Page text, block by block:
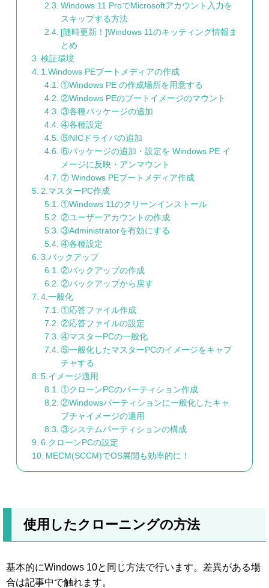
Windows 11 ProでMicrosoftアカウント入力を
スキップする方法
[随時更新！]Windows 11のキッティング情報ま
とめ
検証環境
1.Windows PEブートメディアの作成
①Windows PE の作成場所を用意する
②Windows PEのブートイメージのマウント
③各種パッケージの追加
④各種設定
⑤NICドライバの追加
⑥パッケージの追加・設定を Windows PE イ
メージに反映・アンマウント
⑦ Windows PEブートメディア作成
2.マスターPC作成
①Windows 11のクリーンインストール
②ユーザーアカウントの作成
③Administratorを有効にする
④各種設定
3.バックアップ
②バックアップの作成
②バックアップから戻す
4.一般化
①応答ファイル作成
②応答ファイルの設定
④マスターPCの一般化
⑤一般化したマスターPCのイメージをキャプ
チャする
5.イメージ適用
①クローンPCのパーティション作成
②Windowsパーティションに一般化したキャ
プチャイメージの適用
③システムパーティションの構成
6.クローンPCの設定
MECM(SCCM)でOS展開も効率的に！
使用したクローニングの方法
基本的にWindows 10と同じ方法で行います。差異がある場
合は記事中で触れます。